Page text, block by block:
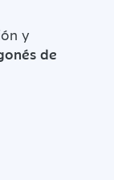
y
de